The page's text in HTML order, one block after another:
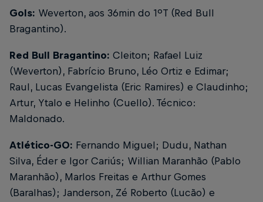
Gols: Weverton, aos 36min do 1ºT (Red Bull
Bragantino).
Red Bull Bragantino: Cleiton; Rafael Luiz
(Weverton), Fabrício Bruno, Léo Ortiz e Edimar;
Raul, Lucas Evangelista (Eric Ramires) e Claudinho;
Artur, Ytalo e Helinho (Cuello). Técnico:
Maldonado.
Atlético-GO: Fernando Miguel; Dudu, Nathan
Silva, Éder e Igor Cariús; Willian Maranhão (Pablo
Maranhão), Marlos Freitas e Arthur Gomes
(Baralhas); Janderson, Zé Roberto (Lucão) e